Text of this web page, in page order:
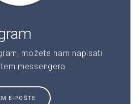
možete nam napisati
messengera
E-POŠTE